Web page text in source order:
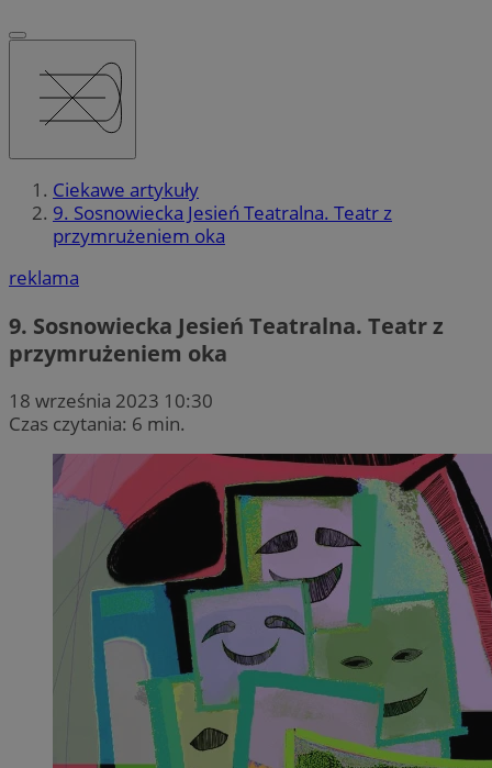
Ciekawe artykuły
9. Sosnowiecka Jesień Teatralna. Teatr z
przymrużeniem oka
reklama
9. Sosnowiecka Jesień Teatralna. Teatr z
przymrużeniem oka
18 września 2023 10:30
Czas czytania: 6 min.